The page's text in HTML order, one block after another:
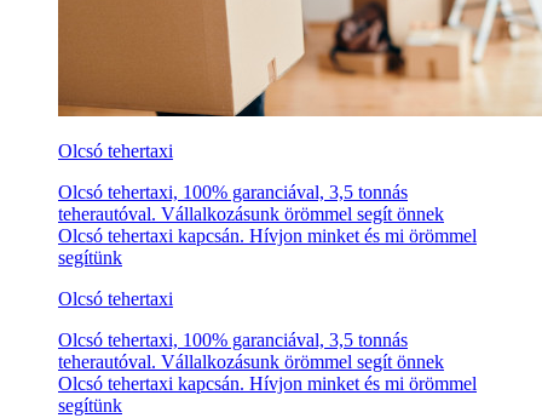
Olcsó tehertaxi
Olcsó tehertaxi, 100% garanciával, 3,5 tonnás
teherautóval. Vállalkozásunk örömmel segít önnek
Olcsó tehertaxi kapcsán. Hívjon minket és mi örömmel
segítünk
Olcsó tehertaxi
Olcsó tehertaxi, 100% garanciával, 3,5 tonnás
teherautóval. Vállalkozásunk örömmel segít önnek
Olcsó tehertaxi kapcsán. Hívjon minket és mi örömmel
segítünk